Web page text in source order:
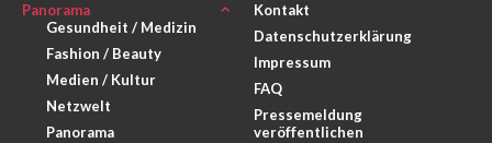
Panorama
Gesundheit / Medizin
Fashion / Beauty
Medien / Kultur
Netzwelt
Panorama
Kontakt
Datenschutzerklärung
Impressum
FAQ
Pressemeldung
veröffentlichen